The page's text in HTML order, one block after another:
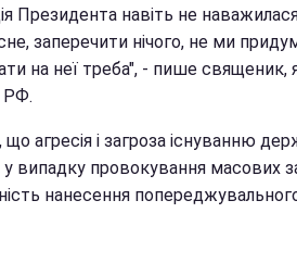
Президента навіть не
заперечити нічого, не ми
на неї треба", - пише священик,
РФ.
агресія і загроза існуванню
випадку провокування масових
нанесення